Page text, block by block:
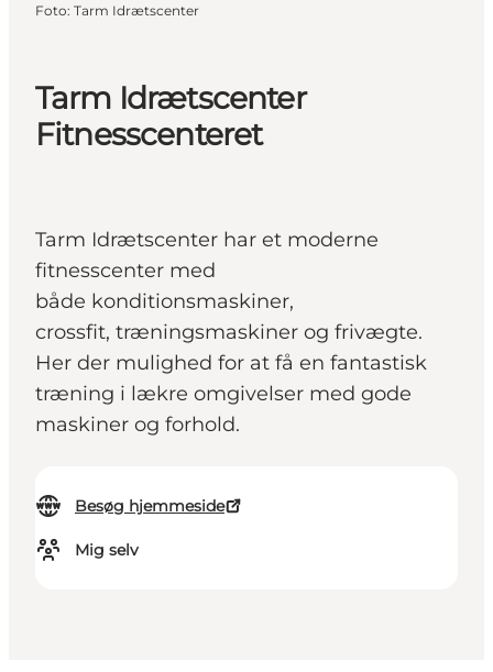
Tarm Idrætscenter
Fitnesscenteret
Tarm Idrætscenter har et moderne
fitnesscenter med
både konditionsmaskiner,
crossfit, træningsmaskiner og frivægte.
Her der mulighed for at få en fantastisk
træning i lækre omgivelser med gode
maskiner og forhold.
Besøg hjemmeside
Mig selv
Foto: Tarm Idrætscenter